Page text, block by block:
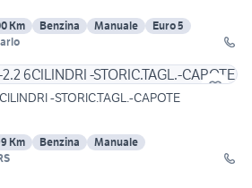
Km Benzina Manuale
Euro 5
-STORIC.TAGL.-CAPOTE
Km Benzina
Manuale